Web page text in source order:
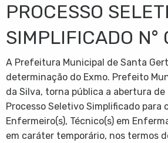
PROCESSO
SIMPLIFICADO
A Prefeitura Municipal de Santa
determinação do Exmo. Prefeito
da Silva, torna pública a abertura de
Processo Seletivo Simplificado para
Enfermeiro(s), Técnico(s) em
em caráter temporário, nos termos